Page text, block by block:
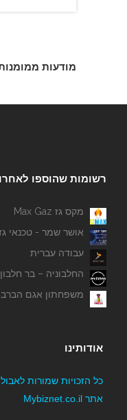
מודעות
רשומות שהוספו
מקס גז Max Gaz
אושר שמר - טכנאי
עבודה עברית
החלבוניה – בר
משפחתון אגם
אודותינו
אתר Mybiznet.co.il